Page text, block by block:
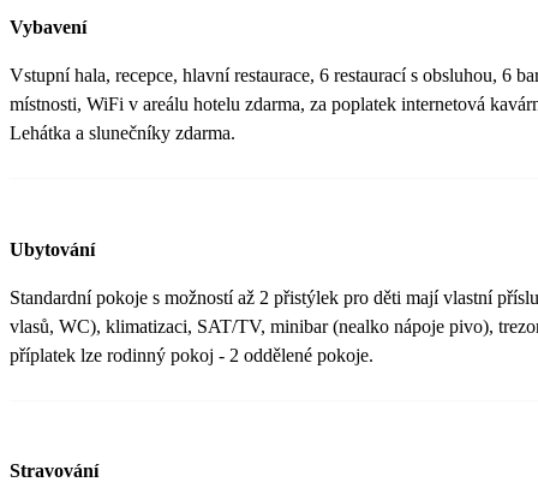
Vybavení
Vstupní hala, recepce, hlavní restaurace, 6 restaurací s obsluhou, 6
místnosti, WiFi v areálu hotelu zdarma, za poplatek internetová
Lehátka a slunečníky zdarma.
Ubytování
Standardní pokoje s možností až 2 přistýlek pro děti mají vlastní
vlasů, WC), klimatizaci, SAT/TV, minibar (nealko nápoje pivo),
příplatek lze rodinný pokoj - 2 oddělené pokoje.
Stravování